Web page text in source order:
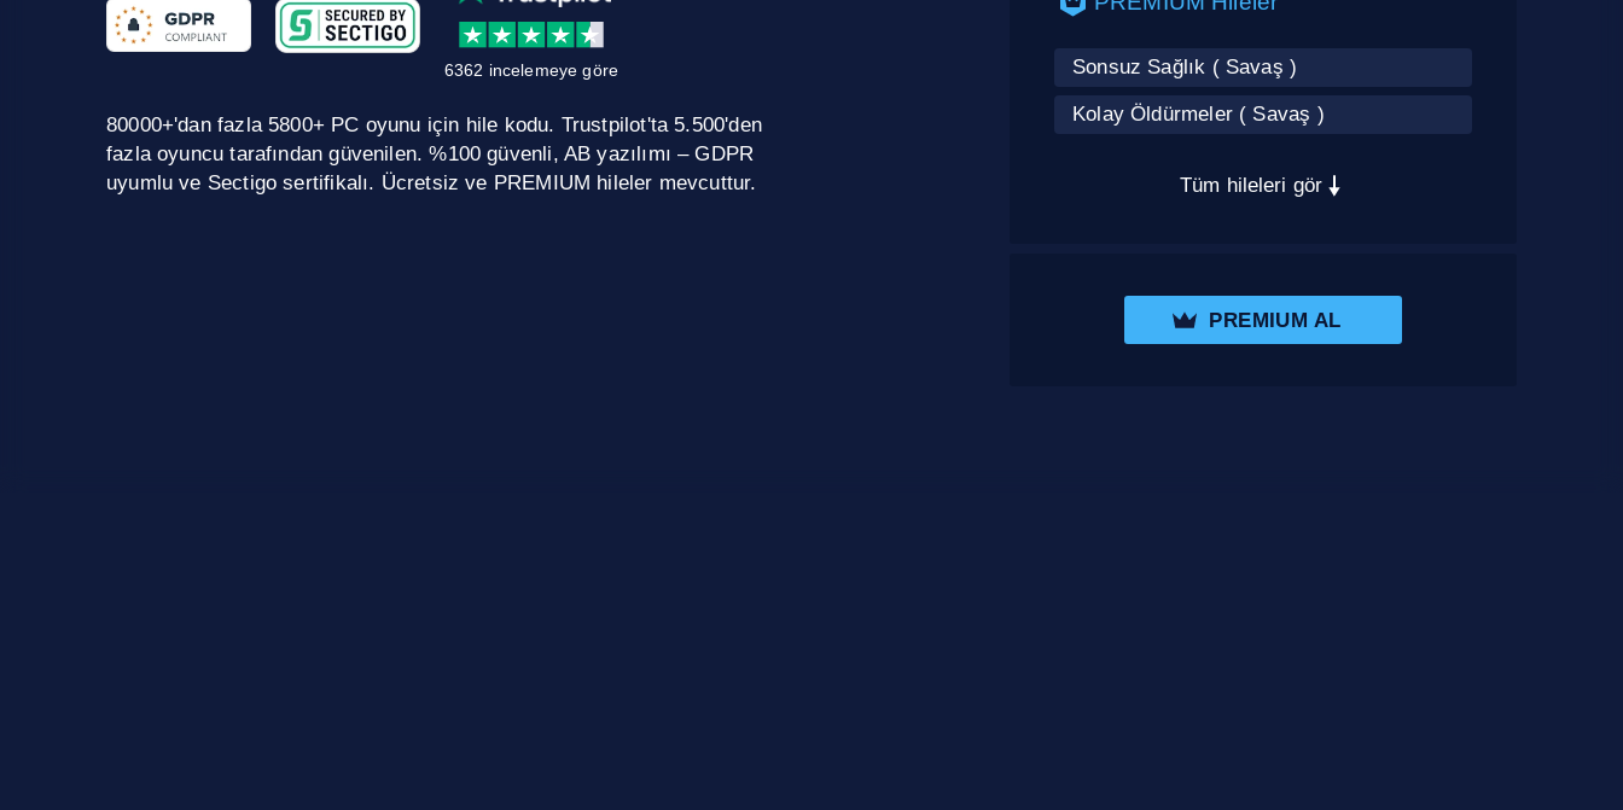
6362 incelemeye göre
80000+'dan fazla 5800+ PC oyunu için hile kodu. Trustpilot'ta 5.500'den
fazla oyuncu tarafından güvenilen. %100 güvenli, AB yazılımı – GDPR
uyumlu ve Sectigo sertifikalı. Ücretsiz ve PREMIUM hileler mevcuttur.
Sonsuz Sağlık ( Savaş )
Kolay Öldürmeler ( Savaş )
Tüm hileleri gör
PREMIUM AL